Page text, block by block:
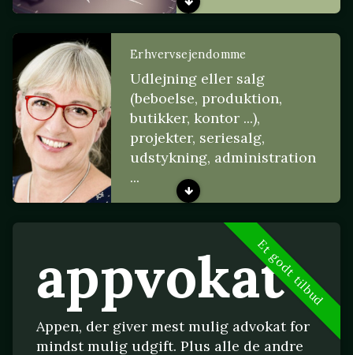
Erhvervsejendomme
Udlejning eller salg
(beboelse, produktion,
butikker, kontor ...),
projekter, seriesalg,
udstykning, administration
...
Et godt tilbud
appvokat
Appen, der giver mest mulig advokat for
mindst mulig udgift. Plus alle de andre